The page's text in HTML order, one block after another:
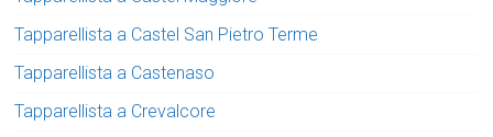
Tapparellista a Castel San Pietro Terme
Tapparellista a Castenaso
Tapparellista a Crevalcore